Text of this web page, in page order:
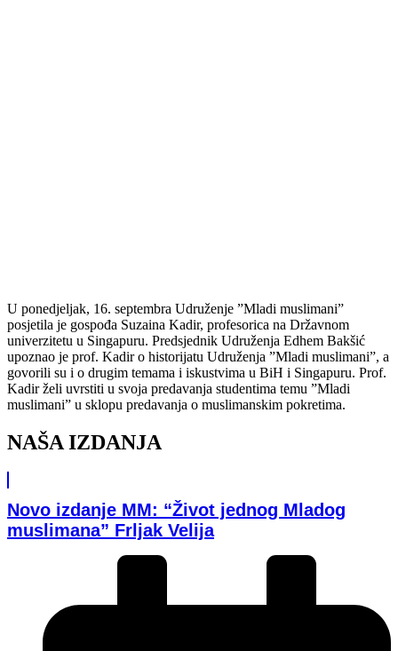
U ponedjeljak, 16. septembra Udruženje ”Mladi muslimani”
posjetila je gospođa Suzaina Kadir, profesorica na Državnom
univerzitetu u Singapuru. Predsjednik Udruženja Edhem Bakšić
upoznao je prof. Kadir o historijatu Udruženja ”Mladi muslimani”, a
govorili su i o drugim temama i iskustvima u BiH i Singapuru. Prof.
Kadir želi uvrstiti u svoja predavanja studentima temu ”Mladi
muslimani” u sklopu predavanja o muslimanskim pokretima.
NAŠA IZDANJA
Novo izdanje MM: “Život jednog Mladog
muslimana” Frljak Velija